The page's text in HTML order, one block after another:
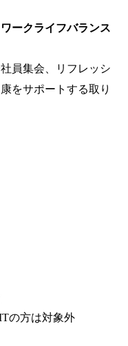
ワークライフバランス
員集会、リフレッシ
をサポートする取り
の方は対象外